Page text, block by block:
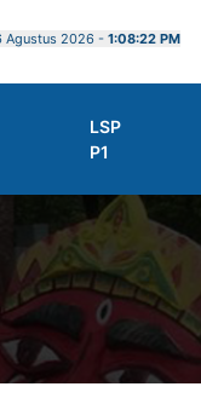
Agustus 2026 - 1:08:23 PM
LSP
P1